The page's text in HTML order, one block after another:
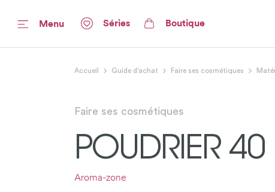
Menu Séries Boutique
Accueil Guide d'achat Faire ses cosmétiques
Faire ses cosmétiques
POUDRIER
Aroma-zone